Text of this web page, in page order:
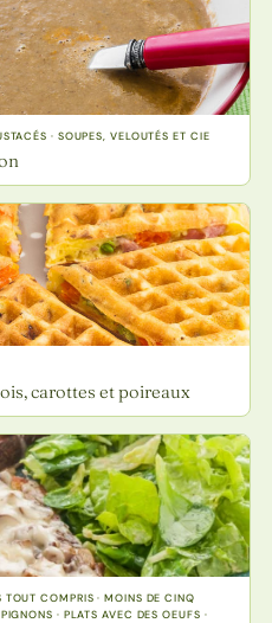
· SOUPES, VELOUTÉS ET CIE
carottes et poireaux
COMPRIS · MOINS DE CINQ
· PLATS AVEC DES OEUFS ·